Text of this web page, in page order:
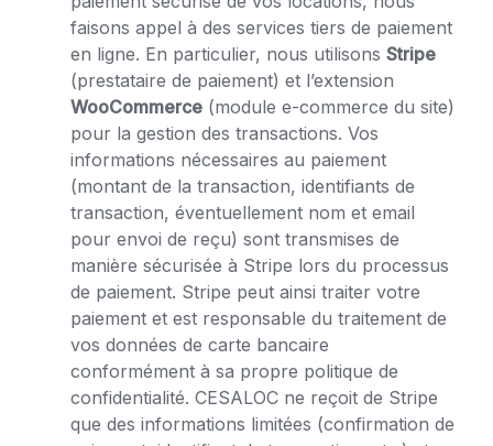
faisons appel à des services tiers de paiement
en ligne. En particulier, nous utilisons Stripe
(prestataire de paiement) et l’extension
WooCommerce (module e-commerce du site)
pour la gestion des transactions. Vos
informations nécessaires au paiement
(montant de la transaction, identifiants de
transaction, éventuellement nom et email
pour envoi de reçu) sont transmises de
manière sécurisée à Stripe lors du processus
de paiement. Stripe peut ainsi traiter votre
paiement et est responsable du traitement de
vos données de carte bancaire
conformément à sa propre politique de
confidentialité. CESALOC ne reçoit de Stripe
que des informations limitées (confirmation de